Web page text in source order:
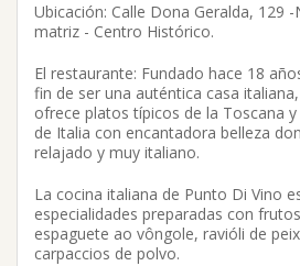
Ubicación: Calle Dona Geralda, 129
matriz - Centro Histórico.
El restaurante: Fundado hace 18
fin de ser una auténtica casa
ofrece platos típicos de la Toscana
de Italia con encantadora belleza
relajado y muy italiano.
La cocina italiana de Punto Di Vino
especialidades preparadas con
espaguete ao vôngole, ravióli de
carpaccios de polvo.